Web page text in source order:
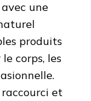
avec une
produits
corps, les
et